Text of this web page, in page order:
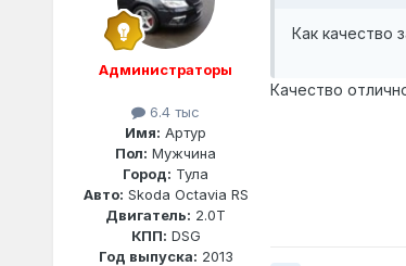
Администраторы
6.4 тыс
Имя: Артур
Пол: Мужчина
Город: Тула
Авто: Skoda Octavia RS
Двигатель: 2.0T
КПП: DSG
Год выпуска: 2013
Как качество
Качество